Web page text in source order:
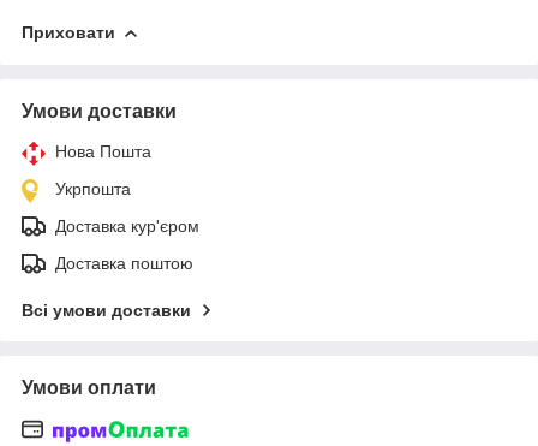
Приховати
Умови доставки
Нова Пошта
Укрпошта
Доставка кур'єром
Доставка поштою
Всі умови доставки
Умови оплати